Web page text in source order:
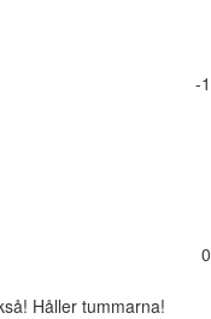
-1
0
Håller tummarna!